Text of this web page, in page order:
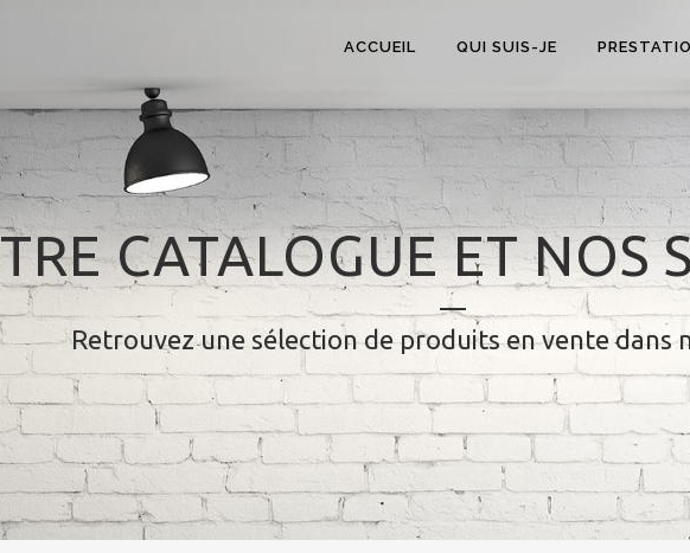
ACCUEIL QUI SUIS-JE
CATALOGUE ET NOS
Retrouvez une sélection de produits en vente dans